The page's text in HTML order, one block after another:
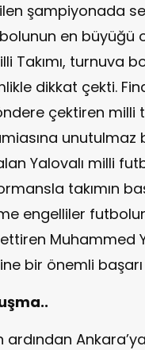
şampiyonada
en büyüğü
Takımı, turnuva
dikkat çekti.
çektiren milli
unutulmaz
Yalovalı milli
takımın
engelliler
Muhammed
bir önemli